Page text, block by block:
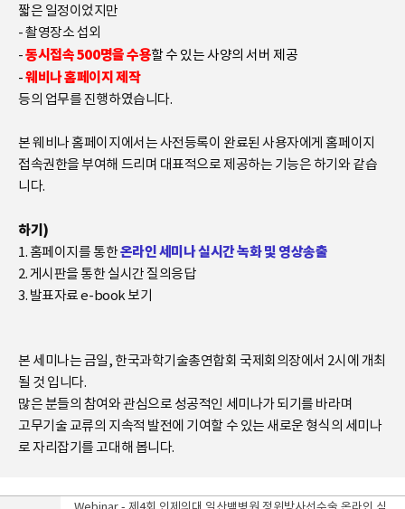
짧은 일정이었지만
- 촬영장소 섭외
-동시접속 500명을 수용할 수 있는 사양의 서버 제공
- ​웨비나 홈페이지 제작
등의 업무를 진행하였습니다.
본 웨비나 홈페이지에서는 사전등록이 완료된 사용자에게 홈페이지
접속권한을 부여해 드리며 대표적으로 제공하는 기능은 하기와 같습
니다.
하기)
1. 홈페이지를 통한온라인 세미나 실시간 녹화 및 영상송출
2. 게시판을 통한 실시간 질의응답
3. 발표자료 e-book 보기
본 세미나는 금일, 한국과학기술총연합회 국제회의장에서 2시에 개최
될 것 입니다.
많은 분들의 참여와 관심으로 성공적인 세미나가 되기를 바라며
고무기술 교류의 지속적 발전에 기여할 수 있는 새로운 형식의 세미나
로 자리잡기를 고대해 봅니다.